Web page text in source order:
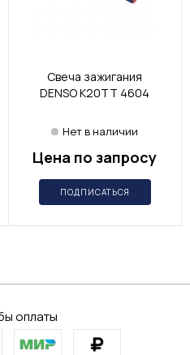
Свеча зажигания
DENSO K20TT 4604
Нет в наличии
Цена по запросу
ПОДПИСАТЬСЯ
оплаты